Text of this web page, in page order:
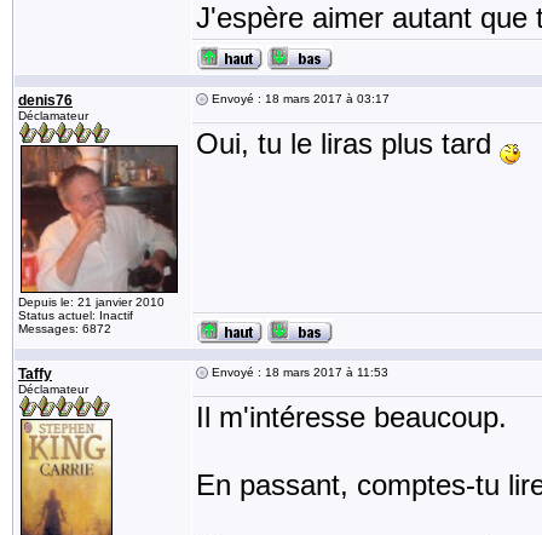
J'espère aimer autant que
denis76
Déclamateur
Depuis le: 21 janvier 2010
Status actuel: Inactif
Messages: 6872
Envoyé : 18 mars 2017 à 03:17
Oui, tu le liras plus tard
Taffy
Déclamateur
Envoyé : 18 mars 2017 à 11:53
Il m'intéresse beaucoup.
En passant, comptes-tu